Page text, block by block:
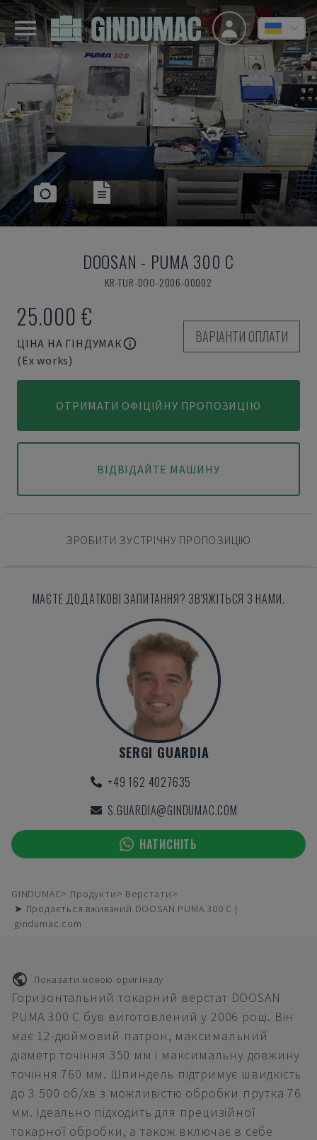
DOOSAN - PUMA 300 C
KR-TUR-DOO-2006-00002
25.000 €
ЦІНА НА ГІНДУМАК
(Ex works)
ВАРІАНТИ ОПЛАТИ
ОТРИМАТИ ОФІЦІЙНУ ПРОПОЗИЦІЮ
ВІДВІДАЙТЕ МАШИНУ
ЗРОБИТИ ЗУСТРІЧНУ ПРОПОЗИЦІЮ
МАЄТЕ ДОДАТКОВІ ЗАПИТАННЯ? ЗВ'ЯЖІТЬСЯ З НАМИ.
SERGI GUARDIA
+49 162 4027635
S.GUARDIA@GINDUMAC.COM
НАТИСНІТЬ
GINDUMAC Продукти
Верстати
➤ Продається вживаний DOOSAN PUMA 300 C |
gindumac.com
Показати мовою оригіналу
Горизонтальний токарний верстат DOOSAN
PUMA 300 C був виготовлений у 2006 році. Він
має 12-дюймовий патрон, максимальний
діаметр точіння 350 мм і максимальну довжину
точіння 760 мм. Шпиндель підтримує швидкість
до 3 500 об/хв з можливістю обробки прутка 76
мм. Ідеально підходить для прецизійної
токарної обробки, а також включає в себе